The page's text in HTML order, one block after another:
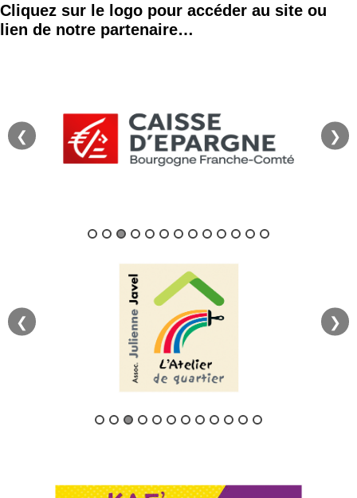
Cliquez sur le logo pour accéder au site ou
lien de notre partenaire…
❮ ❯
❮ ❯